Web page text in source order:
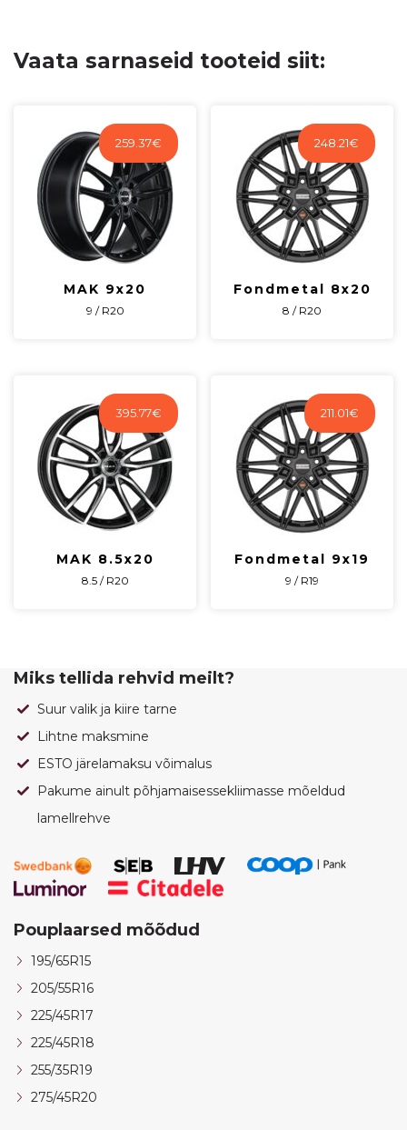
kogus
Vaata sarnaseid tooteid siit:
259.37€
MAK 9x20
9 / R20
248.21€
Fondmetal 8x20
8 / R20
395.77€
MAK 8.5x20
8.5 / R20
211.01€
Fondmetal 9x19
9 / R19
Miks tellida rehvid meilt?
Suur valik ja kiire tarne
Lihtne maksmine
ESTO järelamaksu võimalus
Pakume ainult põhjamaisessekliimasse mõeldud
lamellrehve
Pouplaarsed mõõdud
195/65R15
205/55R16
225/45R17
225/45R18
255/35R19
275/45R20